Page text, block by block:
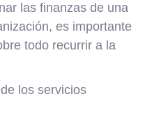
las finanzas de una
es importante
todo recurrir a la
los servicios